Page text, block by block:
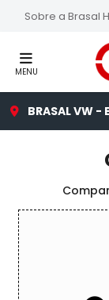
Sobre a Brasal
MENU
BRASAL VW -